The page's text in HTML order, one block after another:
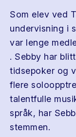
Som elev ved
undervisning i
var lenge
. Sebby har
tidsepoker og
flere
talentfulle
språk, har
stemmen.